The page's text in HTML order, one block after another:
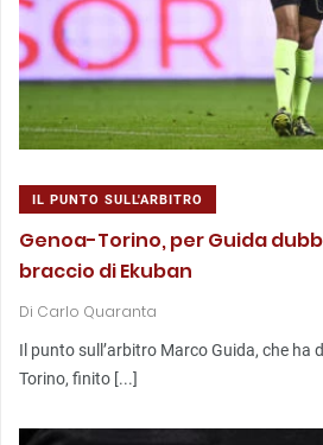
IL PUNTO SULL'ARBITRO
Genoa-Torino, per Guida
braccio di Ekuban
Di Carlo Quaranta
Il punto sull’arbitro Marco Guida, che ha
Torino, finito [...]